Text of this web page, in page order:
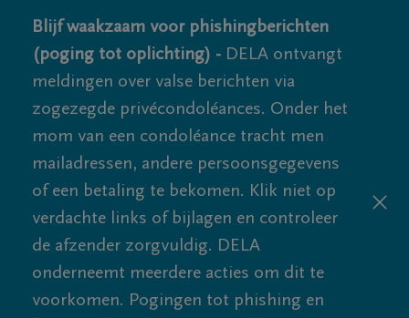
Blijf waakzaam voor phishingberichten
(poging tot oplichting) - DELA ontvangt
meldingen over valse berichten via
zogezegde privécondoléances. Onder het
mom van een condoléance tracht men
mailadressen, andere persoonsgegevens
of een betaling te bekomen. Klik niet op
verdachte links of bijlagen en controleer
de afzender zorgvuldig. DELA
onderneemt meerdere acties om dit te
voorkomen. Pogingen tot phishing en